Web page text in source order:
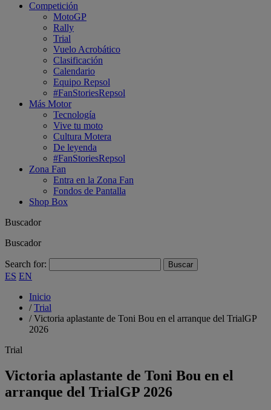
Competición
MotoGP
Rally
Trial
Vuelo Acrobático
Clasificación
Calendario
Equipo Repsol
#FanStoriesRepsol
Más Motor
Tecnología
Vive tu moto
Cultura Motera
De leyenda
#FanStoriesRepsol
Zona Fan
Entra en la Zona Fan
Fondos de Pantalla
Shop Box
Buscador
Buscador
Search for:
ES EN
Inicio
/Trial
/Victoria aplastante de Toni Bou en el arranque del TrialGP
2026
Trial
Victoria aplastante de Toni Bou en el
arranque del TrialGP 2026